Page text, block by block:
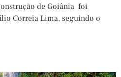
de Goiânia foi
Correia Lima, seguindo o